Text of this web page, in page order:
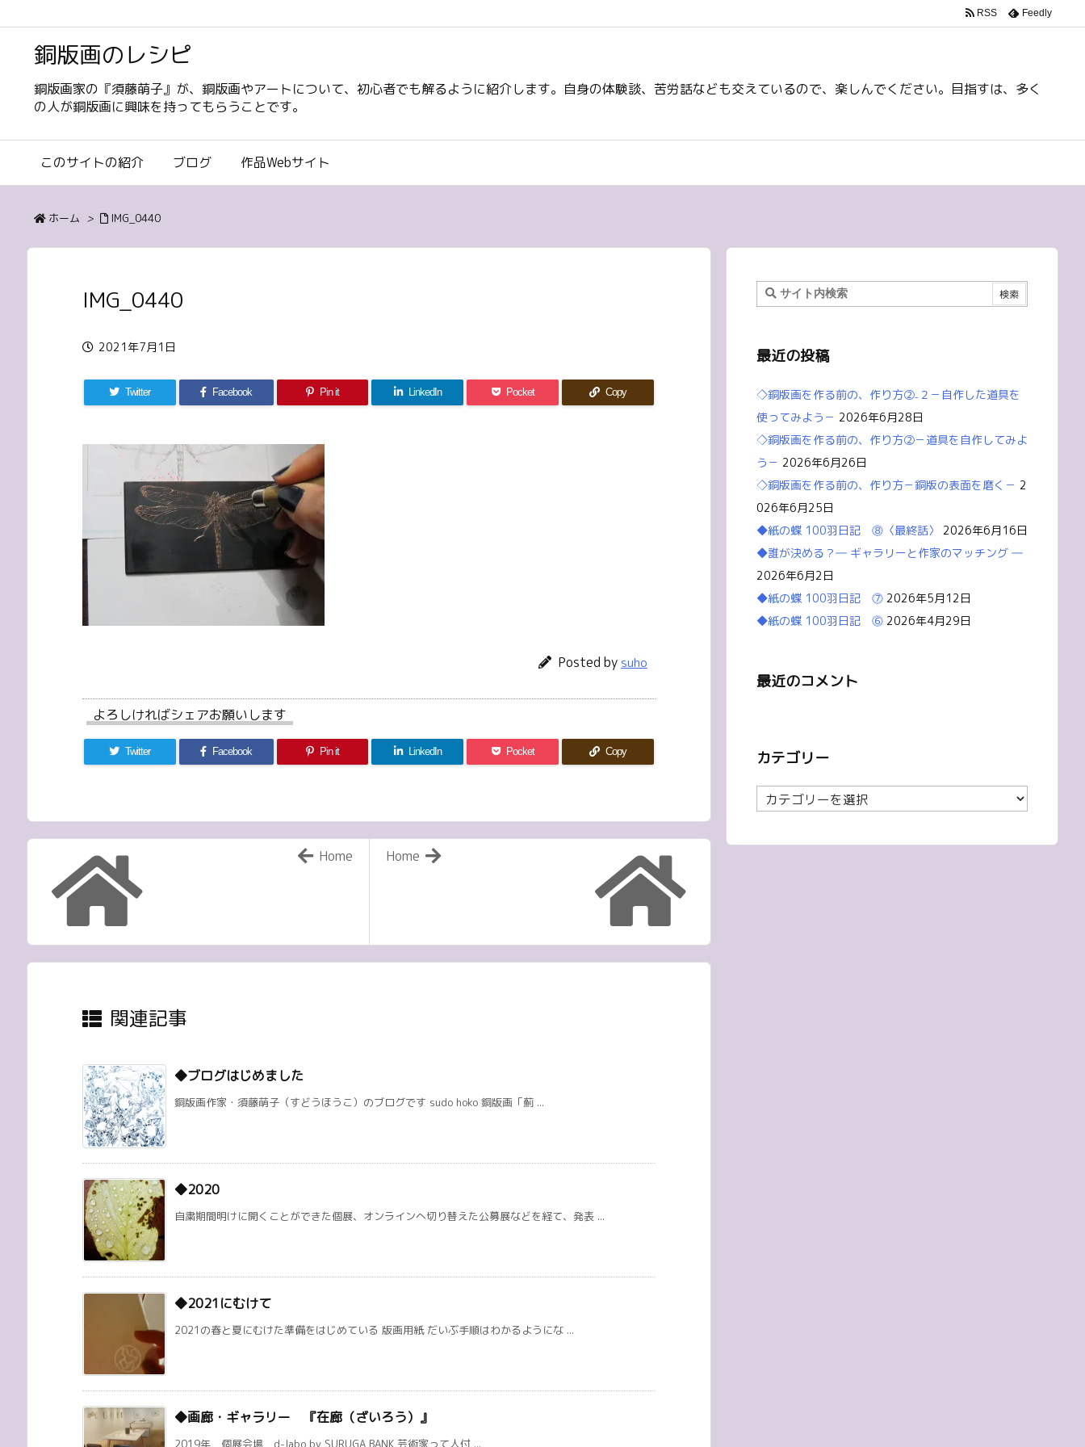
銅版画のレシピ
銅版画家の『須藤萌子』が、銅版画やアートについて、初心者でも解るように紹介します。自身の体験談、苦労話なども交えているので、楽しんでください。目指すは、多く
の人が銅版画に興味を持ってもらうことです。
このサイトの紹介 ブログ 作品Webサイト
RSS Feedly
ホーム > IMG_0440
IMG_0440
2021年7月1日
Twitter Facebook Pin it LinkedIn Pocket Copy
Posted by suho
よろしければシェアお願いします
Twitter Facebook Pin it LinkedIn Pocket Copy
Home
Home
関連記事
◆ブログはじめました
銅版画作家・須藤萌子（すどうほうこ）のブログです sudo hoko 銅版画「薊 ...
◆2020
自粛期間明けに開くことができた個展、オンラインへ切り替えた公募展などを経て、発表 ...
◆2021にむけて
2021の春と夏にむけた準備をはじめている 版画用紙 だいぶ手順はわかるようにな ...
◆画廊・ギャラリー 『在廊（ざいろう）』
2019年 個展会場 d-labo by SURUGA BANK 芸術家って人付 ...
最近の投稿
◇銅版画を作る前の、作り方②₋２－自作した道具を
使ってみよう－ 2026年6月28日
◇銅版画を作る前の、作り方②－道具を自作してみよ
う－ 2026年6月26日
◇銅版画を作る前の、作り方－銅版の表面を磨く－ 2
026年6月25日
◆紙の蝶 100羽日記 ⓼〈最終話〉
2026年6月16日
◆誰が決める？― ギャラリーと作家のマッチング ―
2026年6月2日
◆紙の蝶 100羽日記 ⓻ 2026年5月12日
◆紙の蝶 100羽日記 ⓺ 2026年4月29日
最近のコメント
カテゴリー
カ
テ
リ